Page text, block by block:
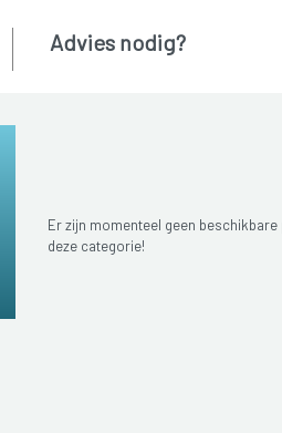
Advies nodig?
Er zijn momenteel geen
deze categorie!